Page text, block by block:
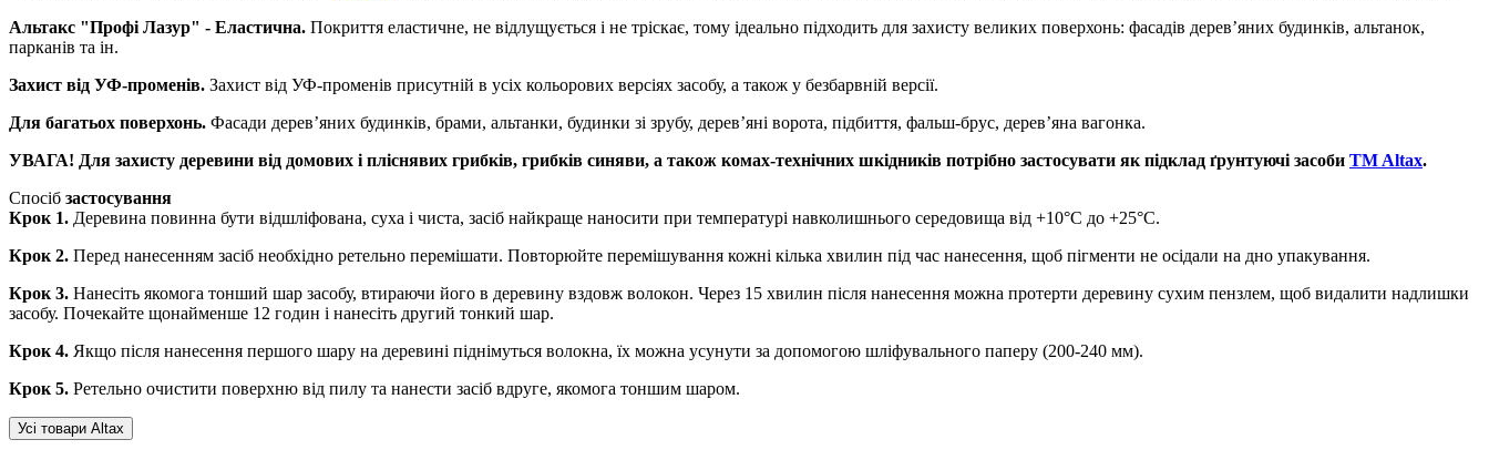
Альтакс "Профі Лазур" - Еластична. Покриття еластичне, не відлущується і не тріскає, тому ідеально підходить для захисту великих поверхонь: фасадів дерев’яних будинків, альтанок,
парканів та ін.
Захист від УФ-променів. Захист від УФ-променів присутній в усіх кольорових версіях засобу, а також у безбарвній версії.
Для багатьох поверхонь. Фасади дерев’яних будинків, брами, альтанки, будинки зі зрубу, дерев’яні ворота, підбиття, фальш-брус, дерев’яна вагонка.
УВАГА! Для захисту деревини від домових і пліснявих грибків, грибків синяви, а також комах-технічних шкідників потрібно застосувати як підклад ґрунтуючі засоби TM Altax.
Спосіб застосування
Крок 1. Деревина повинна бути відшліфована, суха і чиста, засіб найкраще наносити при температурі навколишнього середовища від +10°С до +25°С.
Крок 2. Перед нанесенням засіб необхідно ретельно перемішати. Повторюйте перемішування кожні кілька хвилин під час нанесення, щоб пігменти не осідали на дно упакування.
Крок 3. Нанесіть якомога тонший шар засобу, втираючи його в деревину вздовж волокон. Через 15 хвилин після нанесення можна протерти деревину сухим пензлем, щоб видалити надлишки
засобу. Почекайте щонайменше 12 годин і нанесіть другий тонкий шар.
Крок 4. Якщо після нанесення першого шару на деревині піднімуться волокна, їх можна усунути за допомогою шліфувального паперу (200-240 мм).
Крок 5. Ретельно очистити поверхню від пилу та нанести засіб вдруге, якомога тоншим шаром.
Усі товари Altax